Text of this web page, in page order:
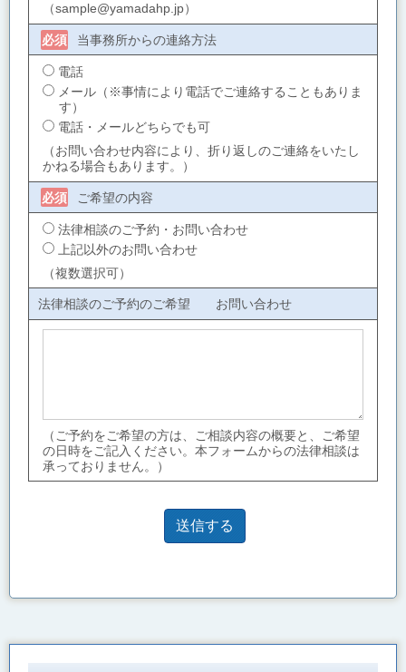
（sample@yamadahp.jp）
当事務所からの連絡方法
必須
電話
メール（※事情により電話でご連絡することもありま
す）
電話・メールどちらでも可
（お問い合わせ内容により、折り返しのご連絡をいたし
かねる場合もあります。）
ご希望の内容
必須
法律相談のご予約・お問い合わせ
上記以外のお問い合わせ
（複数選択可）
法律相談のご予約のご希望 お問い合わせ
（ご予約をご希望の方は、ご相談内容の概要と、ご希望
の日時をご記入ください。本フォームからの法律相談は
承っておりません。）